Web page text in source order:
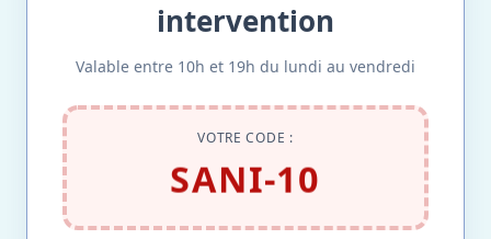
intervention
Valable entre 10h et 19h du lundi au vendredi
VOTRE CODE :
SANI-10